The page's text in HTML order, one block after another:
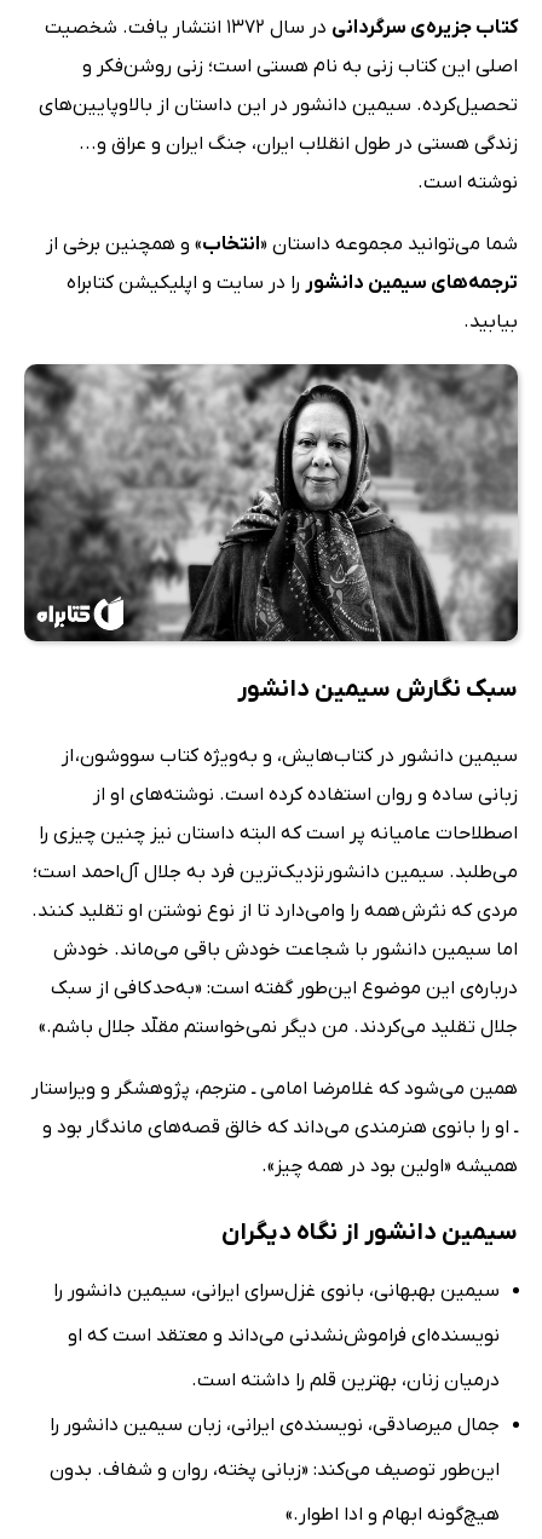
کتاب جزیره‌ی سرگردانی
در سال 1372 انتشار یافت. شخصیت
اصلی این کتاب زنی به نام هستی است؛ زنی روشن‌فکر و
تحصیل‌کرده. سیمین دانشور در این داستان از بالاوپایین‌های
زندگی هستی در طول انقلاب ایران، جنگ ایران و عراق و...
نوشته است.
شما می‌توانید مجموعه داستان «انتخاب» و همچنین برخی از
ترجمه‌های سیمین دانشور را در سایت و اپلیکیشن کتابراه
بیابید.
سبک نگارش سیمین دانشور
سیمین دانشور در کتاب‌هایش، و به‌ویژه کتاب سووشون، از
زبانی ساده و روان استفاده کرده است. نوشته‌های او از
اصطلاحات عامیانه پر است که البته داستان نیز چنین چیزی را
می‌طلبد. سیمین دانشور نزدیک‌ترین فرد به جلال آل‌احمد است؛
مردی که نثرش همه را وامی‌دارد تا از نوع نوشتن او تقلید کنند.
اما سیمین دانشور با شجاعت خودش باقی می‌ماند. خودش
درباره‌ی این موضوع این‌طور گفته است: «به‌حد کافی از سبک
جلال تقلید می‌کردند. من دیگر نمی‌خواستم مقلّد جلال باشم.»
همین می‌شود که غلامرضا امامی ـ مترجم، پژوهشگر و ویراستار
ـ او را بانوی هنرمندی می‌داند که خالق قصه‌های ماندگار بود و
همیشه «اولین بود در همه چیز».
سیمین دانشور از نگاه دیگران
سیمین بهبهانی، بانوی غزل‌سرای ایرانی، سیمین دانشور را
نویسنده‌ای فراموش‌نشدنی می‌داند و معتقد است که او
درمیان زنان، بهترین قلم را داشته است.
جمال میرصادقی، نویسنده‌ی ایرانی، زبان سیمین دانشور را
این‌طور توصیف می‌کند: «زبانی پخته، روان و شفاف. بدون
هیچ‌گونه ابهام و ادا اطوار.»